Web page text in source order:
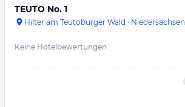
TEUTO No. 1
Hilter am Teutoburger Wald · Niedersachsen
Keine Hotelbewertungen